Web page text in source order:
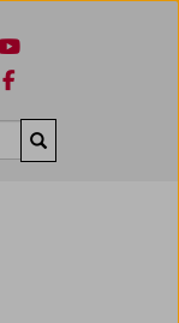
Suchen